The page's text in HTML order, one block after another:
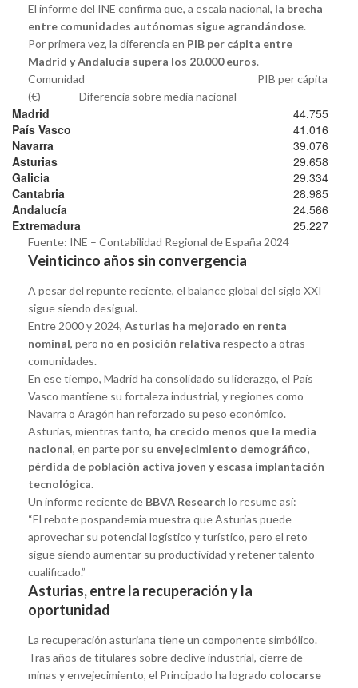
El informe del INE confirma que, a escala nacional, la brecha
entre comunidades autónomas sigue agrandándose.
Por primera vez, la diferencia en PIB per cápita entre
Madrid y Andalucía supera los 20.000 euros.
Comunidad PIB per cápita
(€) Diferencia sobre media nacional
Madrid
44.755
País Vasco
41.016
Navarra
39.076
Asturias
29.658
Galicia
29.334
Cantabria
28.985
Andalucía
24.566
Extremadura
25.227
Fuente: INE – Contabilidad Regional de España 2024
Veinticinco años sin convergencia
A pesar del repunte reciente, el balance global del siglo XXI
sigue siendo desigual.
Entre 2000 y 2024, Asturias ha mejorado en renta
nominal, pero no en posición relativa respecto a otras
comunidades.
En ese tiempo, Madrid ha consolidado su liderazgo, el País
Vasco mantiene su fortaleza industrial, y regiones como
Navarra o Aragón han reforzado su peso económico.
Asturias, mientras tanto, ha crecido menos que la media
nacional, en parte por su envejecimiento demográfico,
pérdida de población activa joven y escasa implantación
tecnológica.
Un informe reciente de BBVA Research lo resume así:
“El rebote pospandemia muestra que Asturias puede
aprovechar su potencial logístico y turístico, pero el reto
sigue siendo aumentar su productividad y retener talento
cualificado.”
Asturias, entre la recuperación y la
oportunidad
La recuperación asturiana tiene un componente simbólico.
Tras años de titulares sobre declive industrial, cierre de
minas y envejecimiento, el Principado ha logrado colocarse